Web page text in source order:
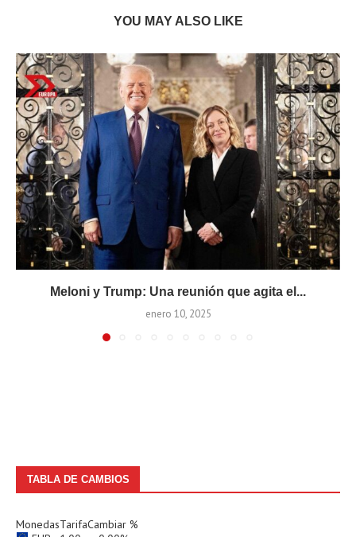
YOU MAY ALSO LIKE
Meloni y Trump: Una reunión que agita el...
enero 10, 2025
TABLA DE CAMBIOS
MonedasTarifaCambiar %